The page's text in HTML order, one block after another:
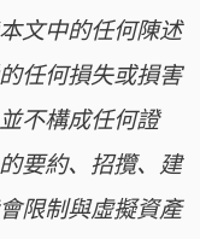
文中的任何陳述
任何損失或損害
不構成任何證
要約、招攬、建
限制與虛擬資產